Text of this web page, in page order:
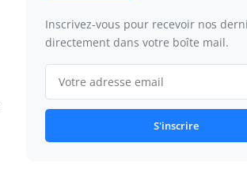
Inscrivez-vous pour recevoir nos
directement dans votre boîte mail.
S'inscrire